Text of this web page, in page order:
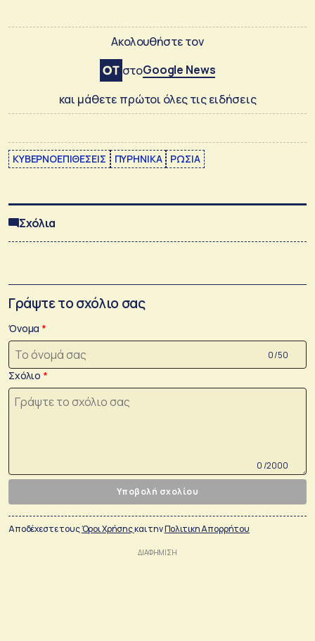
Ακολουθήστε τον
στοGoogle News
και μάθετε πρώτοι όλες τις ειδήσεις
ΚΥΒΕΡΝΟΕΠΙΘΕΣΕΙΣ ΠΥΡΗΝΙΚΑ ΡΩΣΙΑ
Σχόλια
Γράψτε το σχόλιο σας
Όνομα
0 /50
Σχόλιο
0 /2000
Υποβολή σχολίου
Αποδέχεστε τουςΌροι Χρήσηςκαι τηνΠολιτικη Απορρήτου